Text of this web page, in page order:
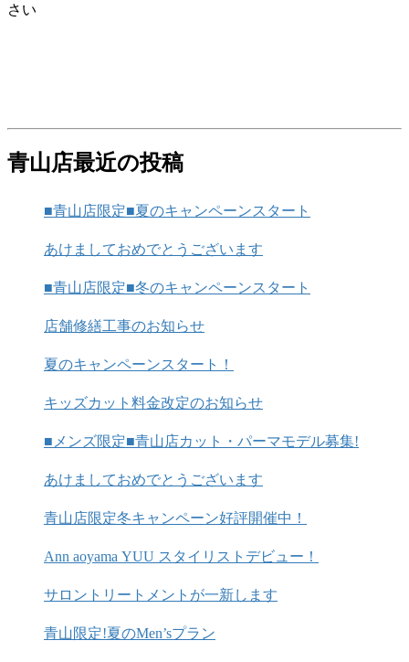
さい
青山店最近の投稿
■青山店限定■夏のキャンペーンスタート
あけましておめでとうございます
■青山店限定■冬のキャンペーンスタート
店舗修繕工事のお知らせ
夏のキャンペーンスタート！
キッズカット料金改定のお知らせ
■メンズ限定■青山店カット・パーマモデル募集!
あけましておめでとうございます
青山店限定冬キャンペーン好評開催中！
Ann aoyama YUU スタイリストデビュー！
サロントリートメントが一新します
青山限定!夏のMen’sプラン